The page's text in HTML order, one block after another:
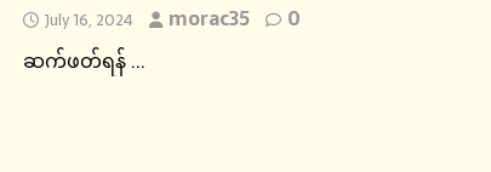
July 16, 2024 morac35
0
ဆက်ဖတ်ရန် ...